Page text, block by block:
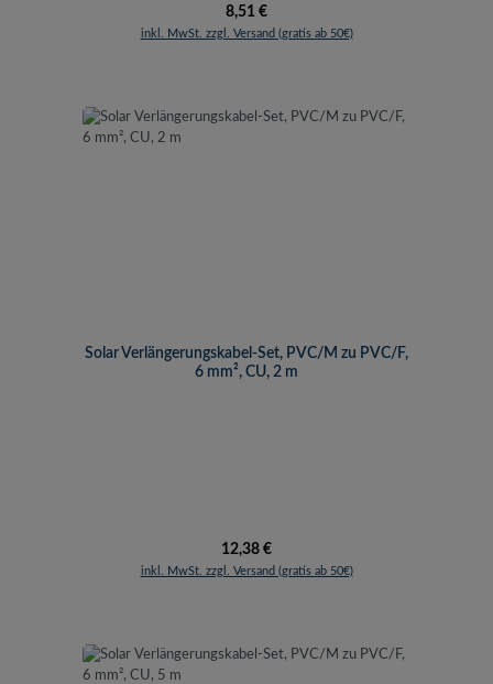
Regulärer Preis:
8,51 €
inkl. MwSt. zzgl. Versand (gratis ab 50€)
Solar Verlängerungskabel-Set, PVC/M zu PVC/F,
6 mm², CU, 2 m
Regulärer Preis:
12,38 €
inkl. MwSt. zzgl. Versand (gratis ab 50€)